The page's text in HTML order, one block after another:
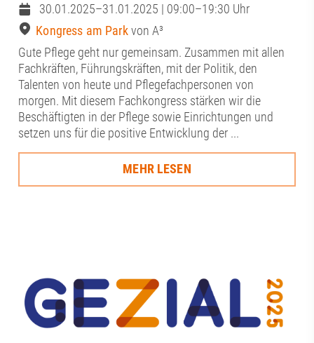
30.01.2025–31.01.2025 | 09:00–19:30 Uhr
Kongress am Parkvon A³
Gute Pflege geht nur gemeinsam. Zusammen mit allen
Fachkräften, Führungskräften, mit der Politik, den
Talenten von heute und Pflegefachpersonen von
morgen. Mit diesem Fachkongress stärken wir die
Beschäftigten in der Pflege sowie Einrichtungen und
setzen uns für die positive Entwicklung der ...
MEHR LESEN